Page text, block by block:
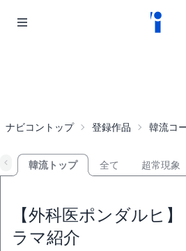
ナビコントップ 登録作品 韓流コ
韓流トップ 全て 超常現象
【外科医ポンダルヒ
ラマ紹介